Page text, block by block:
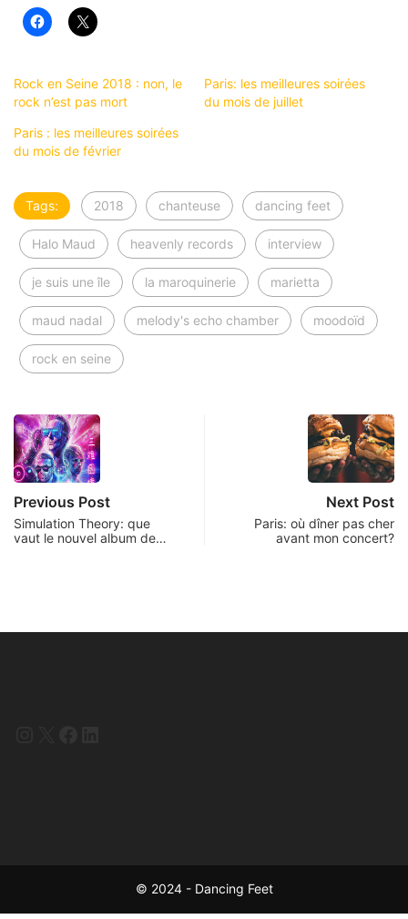
Rock en Seine 2018 : non, le
rock n’est pas mort
Paris: les meilleures soirées
du mois de juillet
Paris : les meilleures soirées
du mois de février
Tags: 2018 chanteuse dancing feet
Halo Maud heavenly records interview
je suis une île la maroquinerie marietta
maud nadal melody's echo chamber moodoïd
rock en seine
Previous Post
Simulation Theory: que
vaut le nouvel album de…
Next Post
Paris: où dîner pas cher
avant mon concert?
© 2024 - Dancing Feet